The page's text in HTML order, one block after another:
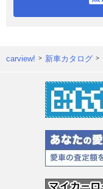
carview! 新車カタログ